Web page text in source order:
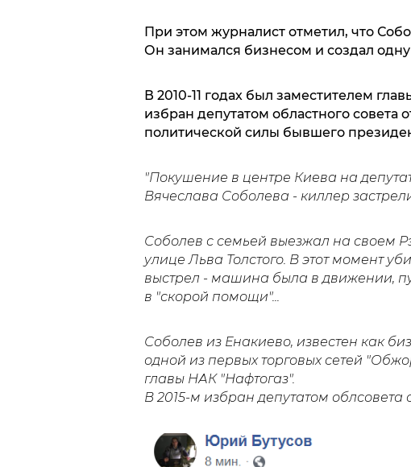
При этом журналист отметил, что
Он занимался бизнесом и создал
В 2010-11 годах был заместителем
избран депутатом областного
политической силы бывшего
"Покушение в центре Киева на
Вячеслава Соболева - киллер
Соболев с семьей выезжал на своем
улице Льва Толстого. В этот момент
выстрел - машина была в движении,
в "скорой помощи"...
Соболев из Енакиево, известен как
одной из первых торговых сетей
главы НАК "Нафтогаз".
В 2015-м избран депутатом